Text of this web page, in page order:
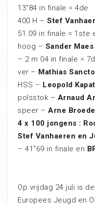
13″84 in finale = 4de
400 H – Stef
51.09 in finale = 1ste
hoog – Sander Maes
– 2 m 04 in finale =
ver – Mathias
HSS – Leopold
polsstok – Arnaud
speer – Arne
4 x 100 jongens :
Stef Vanhaeren en
– 41″69 in finale en
Op vrijdag 24 juli is
Europees Jeugd en